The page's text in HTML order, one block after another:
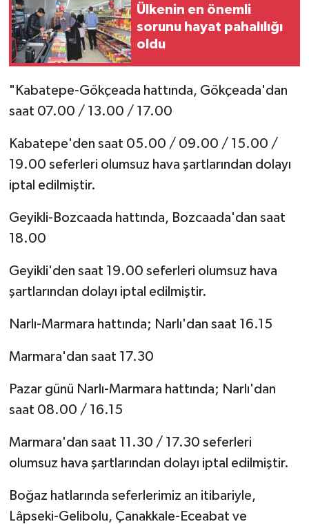
Ülkenin en önemli
sorunu hayat pahalılığı
oldu
"Kabatepe-Gökçeada hattında, Gökçeada'dan
saat 07.00 / 13.00 / 17.00
Kabatepe'den saat 05.00 / 09.00 / 15.00 /
19.00 seferleri olumsuz hava şartlarından dolayı
iptal edilmiştir.
Geyikli-Bozcaada hattında, Bozcaada'dan saat
18.00
Geyikli'den saat 19.00 seferleri olumsuz hava
şartlarından dolayı iptal edilmiştir.
Narlı-Marmara hattında; Narlı'dan saat 16.15
Marmara'dan saat 17.30
Pazar günü Narlı-Marmara hattında; Narlı'dan
saat 08.00 / 16.15
Marmara'dan saat 11.30 / 17.30 seferleri
olumsuz hava şartlarından dolayı iptal edilmiştir.
Boğaz hatlarında seferlerimiz an itibariyle,
Lâpseki-Gelibolu, Çanakkale-Eceabat ve